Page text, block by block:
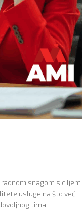
radnom snagom s ciljem
usluge na što veći
tima,